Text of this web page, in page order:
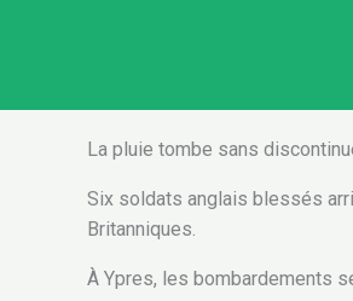
La pluie tombe sans
Six soldats anglais blessés
Britanniques.
À Ypres, les bombardements